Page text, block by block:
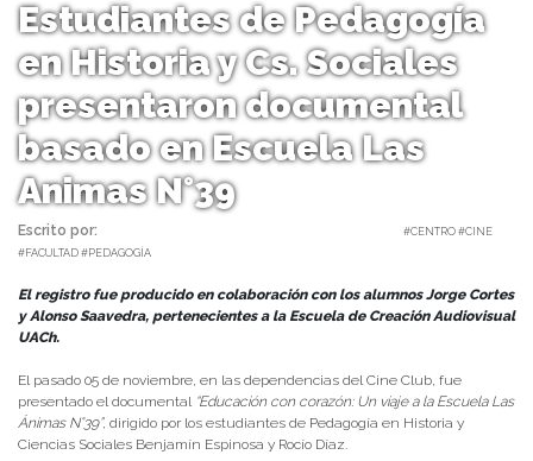
Estudiantes de Pedagogía
en Historia y Cs. Sociales
presentaron documental
basado en Escuela Las
Animas N°39
Escrito por:
#CENTRO #CINE
#FACULTAD #PEDAGOGÍA
El registro fue producido en colaboración con los alumnos Jorge Cortes
y Alonso Saavedra, pertenecientes a la Escuela de Creación Audiovisual
UACh.
El pasado 05 de noviembre, en las dependencias del Cine Club, fue
presentado el documental “Educación con corazón: Un viaje a la Escuela Las
Ánimas N°39”, dirigido por los estudiantes de Pedagogía en Historia y
Ciencias Sociales Benjamín Espinosa y Rocío Díaz.